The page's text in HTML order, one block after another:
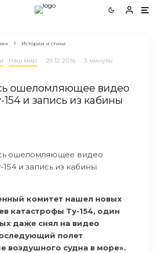
Истории и стихи
Наш мир · 29.12.2016 · 3 минуты
ошеломляющее видео
154 и запись из кабины
ошеломляющее видео
154 и запись из кабины
комитет нашел новых
катастрофы Ту-154, один
даже снял на видео
полет
воздушного судна в море».